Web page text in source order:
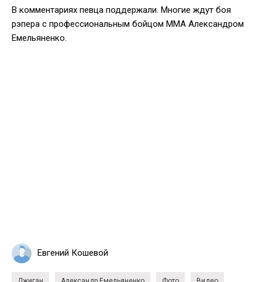
В комментариях певца поддержали. Многие ждут боя
рэпера с профессиональным бойцом ММА Александром
Емельяненко.
Евгений Кошевой